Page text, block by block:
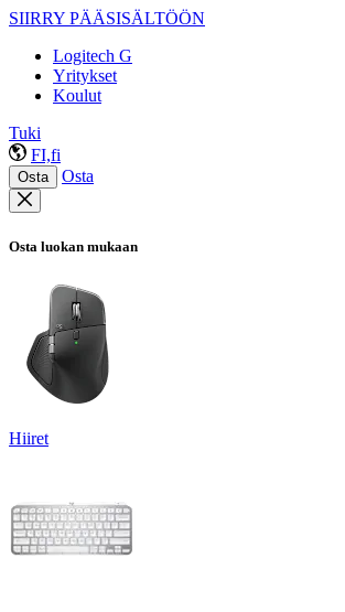
SIIRRY PÄÄSISÄLTÖÖN
Logitech G
Yritykset
Koulut
Tuki
FI,fi
Osta Osta
Osta luokan mukaan
Hiiret